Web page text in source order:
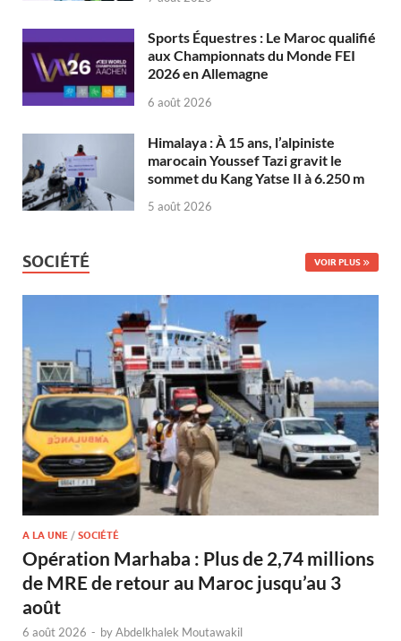
Sports Équestres : Le Maroc qualifié
aux Championnats du Monde FEI
2026 en Allemagne
6 août 2026
Himalaya : À 15 ans, l’alpiniste
marocain Youssef Tazi gravit le
sommet du Kang Yatse II à 6.250 m
5 août 2026
SOCIÉTÉ VOIR PLUS
A LA UNE / SOCIÉTÉ
Opération Marhaba : Plus de 2,74 millions
de MRE de retour au Maroc jusqu’au 3
août
6 août 2026 - byAbdelkhalek Moutawakil